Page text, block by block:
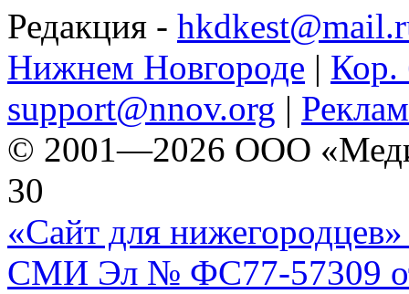
Редакция -
Нижнем Новгороде | Кор.
support@nnov.org |
© 2001—2026 ООО
30
«Сайт для нижегородцев»
СМИ Эл № ФС77-57309